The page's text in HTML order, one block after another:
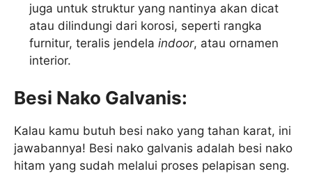
juga untuk struktur yang nantinya akan dicat
atau dilindungi dari korosi, seperti rangka
furnitur, teralis jendelaindoor, atau ornamen
interior.
Besi Nako Galvanis:
Kalau kamu butuh besi nako yang tahan karat, ini
jawabannya! Besi nako galvanis adalah besi nako
hitam yang sudah melalui proses pelapisan seng.